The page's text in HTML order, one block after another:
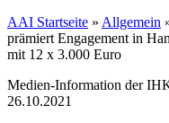
AAI Startseite » Allgemein
prämiert Engagement in
mit 12 x 3.000 Euro
Medien-Information der
26.10.2021